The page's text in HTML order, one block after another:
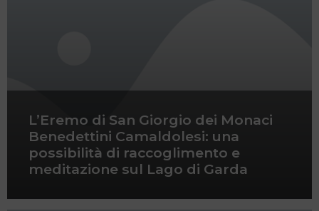
L’Eremo di San Giorgio dei Monaci
Benedettini Camaldolesi: una
possibilità di raccoglimento e
meditazione sul Lago di Garda